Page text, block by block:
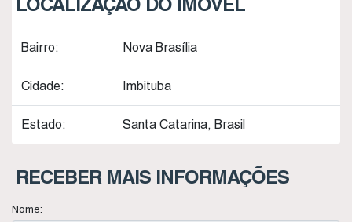
Bairro: Nova Brasília
Cidade: Imbituba
Estado: Santa Catarina, Brasil
RECEBER MAIS INFORMAÇÕES
Nome: